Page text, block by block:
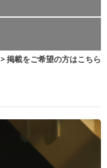
> 掲載をご希望の方はこちら